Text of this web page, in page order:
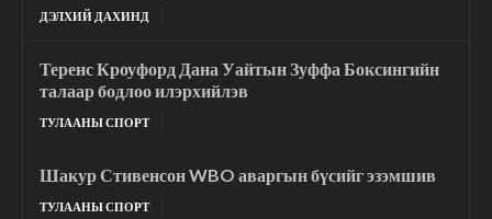
ДЭЛХИЙ ДАХИНД
Теренс Кроуфорд Дана Уайтын Зуффа Боксингийн
талаар бодлоо илэрхийлэв
ТУЛААНЫ СПОРТ
Шакур Стивенсон WBO аваргын бүсийг эзэмшив
ТУЛААНЫ СПОРТ